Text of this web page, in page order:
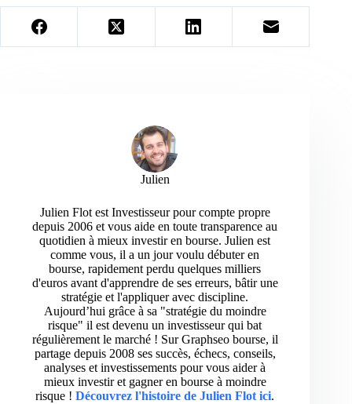
Julien
Julien Flot est Investisseur pour compte propre
depuis 2006 et vous aide en toute transparence au
quotidien à mieux investir en bourse. Julien est
comme vous, il a un jour voulu débuter en
bourse, rapidement perdu quelques milliers
d'euros avant d'apprendre de ses erreurs, bâtir une
stratégie et l'appliquer avec discipline.
Aujourd’hui grâce à sa "stratégie du moindre
risque" il est devenu un investisseur qui bat
régulièrement le marché ! Sur Graphseo bourse, il
partage depuis 2008 ses succès, échecs, conseils,
analyses et investissements pour vous aider à
mieux investir et gagner en bourse à moindre
risque ! Découvrez l'histoire de Julien Flot ici.